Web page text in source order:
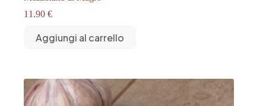
11.90 €
Aggiungi al carrello